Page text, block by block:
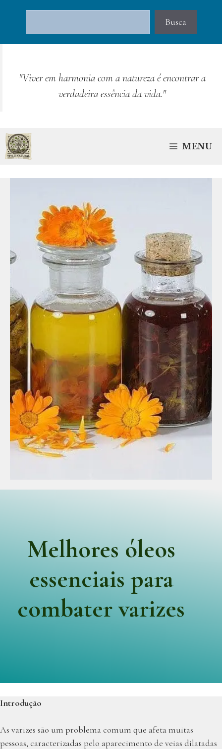
conteúdo
Busca
"Viver em harmonia com a natureza é encontrar a
verdadeira essência da vida."
MENU
Melhores óleos
essenciais para
combater varizes
Introdução
As varizes são um problema comum que afeta muitas
pessoas, caracterizadas pelo aparecimento de veias dilatadas